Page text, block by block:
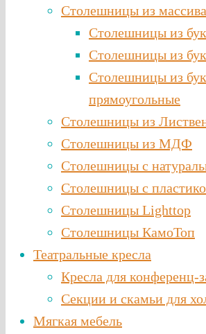
Столешницы из
Столешницы из
Столешницы из
Столешницы из
прямоугольные
Столешницы из
Столешницы из МДФ
Столешницы с
Столешницы c
Столешницы Lighttop
Столешницы КамоТоп
Театральные кресла
Кресла для конференц-
Секции и скамьи для
Мягкая мебель